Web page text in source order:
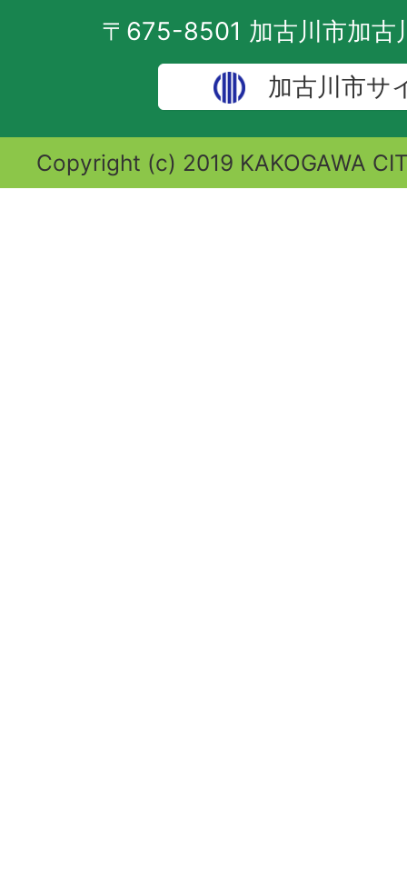
〒675-8501 加古川市加古
加古川市サ
Copyright (c) 2019 KAKOGAWA